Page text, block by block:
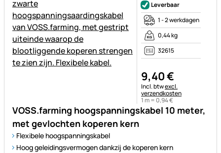
VOSS.farming hoogspanningskabel 10 meter,
met gevlochten koperen kern
Flexibele hoogspanningskabel
Hoog geleidingsvermogen dankzij de koperen kern
Leverbaar
1 - 2 werkdagen
0,44 kg
32615
9,40€
Belastinginformatie:
Incl. btwexcl.
verzendkosten
1 m = 0,94€